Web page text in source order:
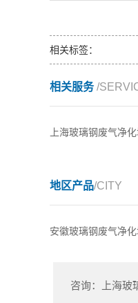
相关标签：
相关服务/
上海玻璃钢废气净
地区产品/CITY
安徽玻璃钢废气净
咨询：上海玻